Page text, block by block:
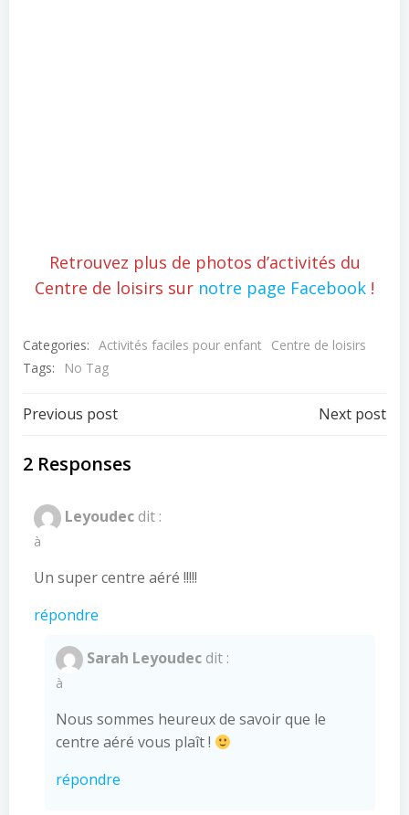
Retrouvez plus de photos d’activités du
Centre de loisirs sur notre page Facebook !
Categories: Activités faciles pour enfant
Centre de loisirs
Tags:
No Tag
Post
navigation
Previous post Next post
2 Responses
Leyoudecdit :
à
Un super centre aéré !!!!!
répondre
Sarah Leyoudecdit :
à
Nous sommes heureux de savoir que le
centre aéré vous plaît !
répondre